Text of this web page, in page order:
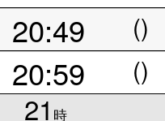
20:49 ()
20:59 ()
21 時